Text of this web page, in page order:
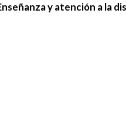
y atención a la